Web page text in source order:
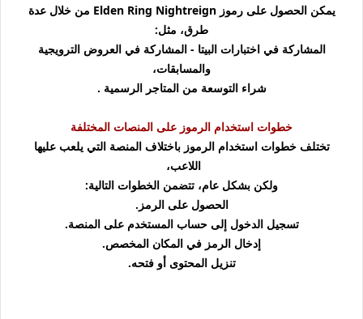
يمكن الحصول على رموز Elden Ring Nightreign من خلال عدة
طرق، مثل:
المشاركة في اختبارات البيتا -المشاركة في العروض الترويجية
والمسابقات،
شراء التوسعة من المتاجر الرسمية .
خطوات استخدام الرموز على المنصات المختلفة
تختلف خطوات استخدام الرموز باختلاف المنصة التي يلعب عليها
اللاعب،
ولكن بشكل عام، تتضمن الخطوات التالية:
الحصول على الرمز.
تسجيل الدخول إلى حساب المستخدم على المنصة.
إدخال الرمز في المكان المخصص.
تنزيل المحتوى أو فتحه.